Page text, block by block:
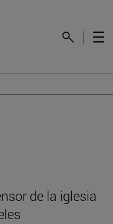
de la iglesia